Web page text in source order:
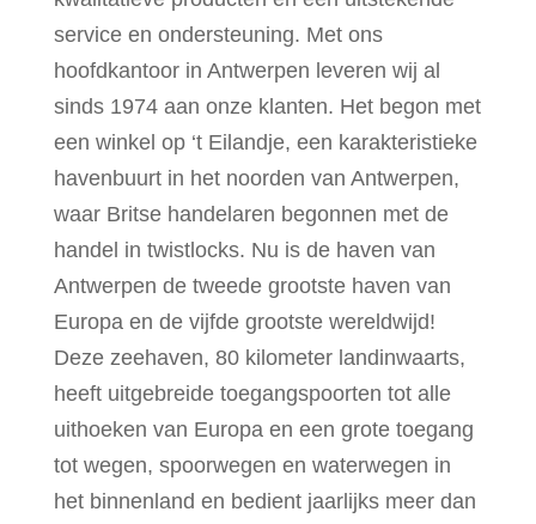
service en ondersteuning. Met ons
hoofdkantoor in Antwerpen leveren wij al
sinds 1974 aan onze klanten. Het begon met
een winkel op ‘t Eilandje, een karakteristieke
havenbuurt in het noorden van Antwerpen,
waar Britse handelaren begonnen met de
handel in twistlocks. Nu is de haven van
Antwerpen de tweede grootste haven van
Europa en de vijfde grootste wereldwijd!
Deze zeehaven, 80 kilometer landinwaarts,
heeft uitgebreide toegangspoorten tot alle
uithoeken van Europa en een grote toegang
tot wegen, spoorwegen en waterwegen in
het binnenland en bedient jaarlijks meer dan